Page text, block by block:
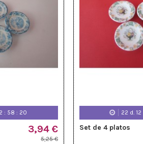
:58 :18
3,94 €
5,25 €
22 d. 12
Set de 4 platos